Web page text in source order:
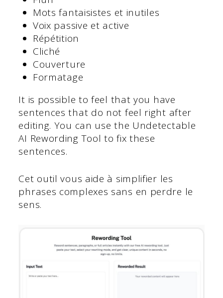
Mots fantaisistes et inutiles
Voix passive et active
Répétition
Cliché
Couverture
Formatage
It is possible to feel that you have
sentences that do not feel right after
editing. You can use the Undetectable
AI Rewording Tool to fix these
sentences.
Cet outil vous aide à simplifier les
phrases complexes sans en perdre le
sens.